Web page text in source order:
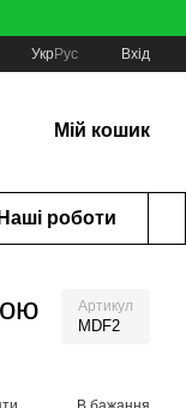
УкрРус Вхід
Мій кошик
Наші роботи
Артикул
MDF2